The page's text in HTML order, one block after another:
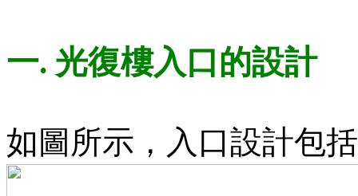
一. 光復樓入口的設計
如圖所示，入口設計包